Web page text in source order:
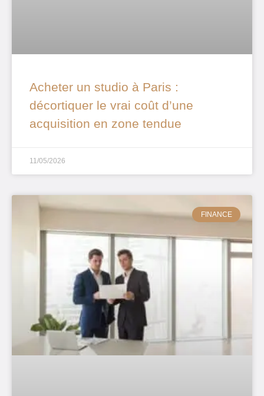
Acheter un studio à Paris :
décortiquer le vrai coût d’une
acquisition en zone tendue
11/05/2026
FINANCE